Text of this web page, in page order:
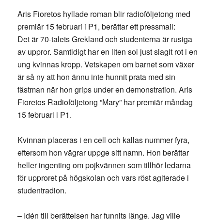
Aris Fioretos hyllade roman blir radioföljetong med
premiär 15 februari i P1, berättar ett pressmail:
Det är 70-talets Grekland och studenterna är rusiga
av uppror. Samtidigt har en liten sol just slagit rot i en
ung kvinnas kropp. Vetskapen om barnet som växer
är så ny att hon ännu inte hunnit prata med sin
fästman när hon grips under en demonstration. Aris
Fioretos Radioföljetong ”Mary” har premiär måndag
15 februari i P1.
Kvinnan placeras i en cell och kallas nummer fyra,
eftersom hon vägrar uppge sitt namn. Hon berättar
heller ingenting om pojkvännen som tillhör ledarna
för upproret på högskolan och vars röst agiterade i
studentradion.
– Idén till berättelsen har funnits länge. Jag ville